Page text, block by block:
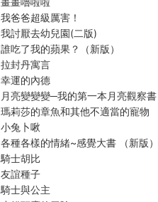
我爸爸超級厲害！
我討厭去幼兒園(二版)
誰吃了我的蘋果？（新版）
拉封丹寓言
幸運的內德
月亮變變變─我的第一本月亮觀察書
瑪莉莎的章魚和其他不適當的寵物
小兔卜啾
各種各樣的情緒~感覺大書 （新版）
騎士胡比
友誼種子
騎士與公主